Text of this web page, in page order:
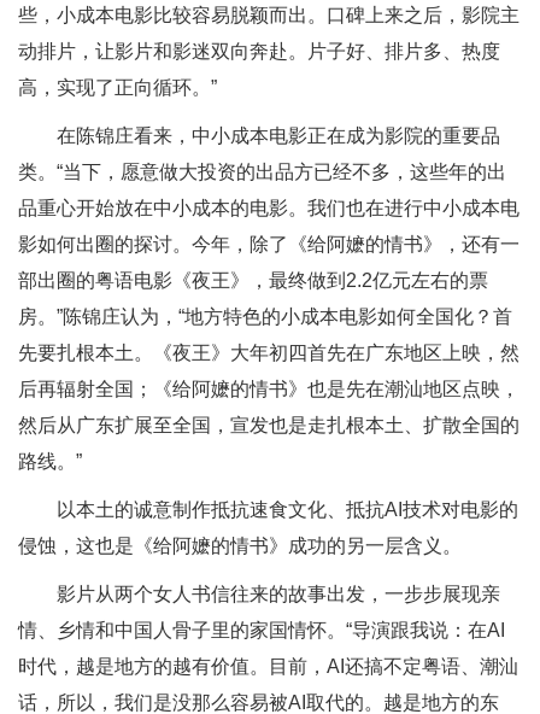
些，小成本电影比较容易脱颖而出。口碑上来之后，影院主
动排片，让影片和影迷双向奔赴。片子好、排片多、热度
高，实现了正向循环。”
在陈锦庄看来，中小成本电影正在成为影院的重要品
类。“当下，愿意做大投资的出品方已经不多，这些年的出
品重心开始放在中小成本的电影。我们也在进行中小成本电
影如何出圈的探讨。今年，除了《给阿嬷的情书》，还有一
部出圈的粤语电影《夜王》，最终做到2.2亿元左右的票
房。”陈锦庄认为，“地方特色的小成本电影如何全国化？首
先要扎根本土。《夜王》大年初四首先在广东地区上映，然
后再辐射全国；《给阿嬷的情书》也是先在潮汕地区点映，
然后从广东扩展至全国，宣发也是走扎根本土、扩散全国的
路线。”
以本土的诚意制作抵抗速食文化、抵抗AI技术对电影的
侵蚀，这也是《给阿嬷的情书》成功的另一层含义。
影片从两个女人书信往来的故事出发，一步步展现亲
情、乡情和中国人骨子里的家国情怀。“导演跟我说：在AI
时代，越是地方的越有价值。目前，AI还搞不定粤语、潮汕
话，所以，我们是没那么容易被AI取代的。越是地方的东